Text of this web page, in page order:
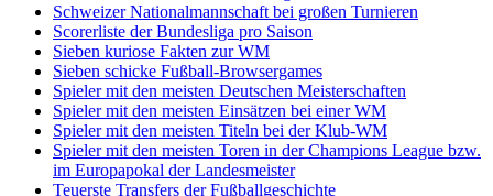
Schweizer Nationalmannschaft bei großen Turnieren
Scorerliste der Bundesliga pro Saison
Sieben kuriose Fakten zur WM
Sieben schicke Fußball-Browsergames
Spieler mit den meisten Deutschen Meisterschaften
Spieler mit den meisten Einsätzen bei einer WM
Spieler mit den meisten Titeln bei der Klub-WM
Spieler mit den meisten Toren in der Champions League bzw.
im Europapokal der Landesmeister
Teuerste Transfers der Fußballgeschichte